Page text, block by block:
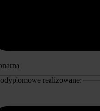
realizowane: